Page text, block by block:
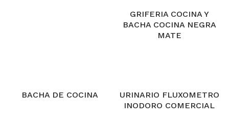
GRIFERIA COCINA Y
BACHA COCINA NEGRA
MATE
BACHA DE COCINA
URINARIO FLUXOMETRO
INODORO COMERCIAL